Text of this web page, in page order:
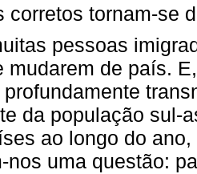
corretos tornam-
pessoas
mudarem de país.
profundamente
da população sul-
ao longo do
nos uma questão: